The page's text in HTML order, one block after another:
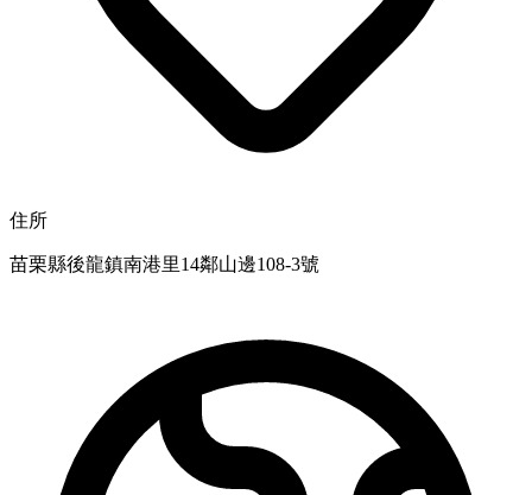
住所
苗栗縣後龍鎮南港里14鄰山邊108-3號